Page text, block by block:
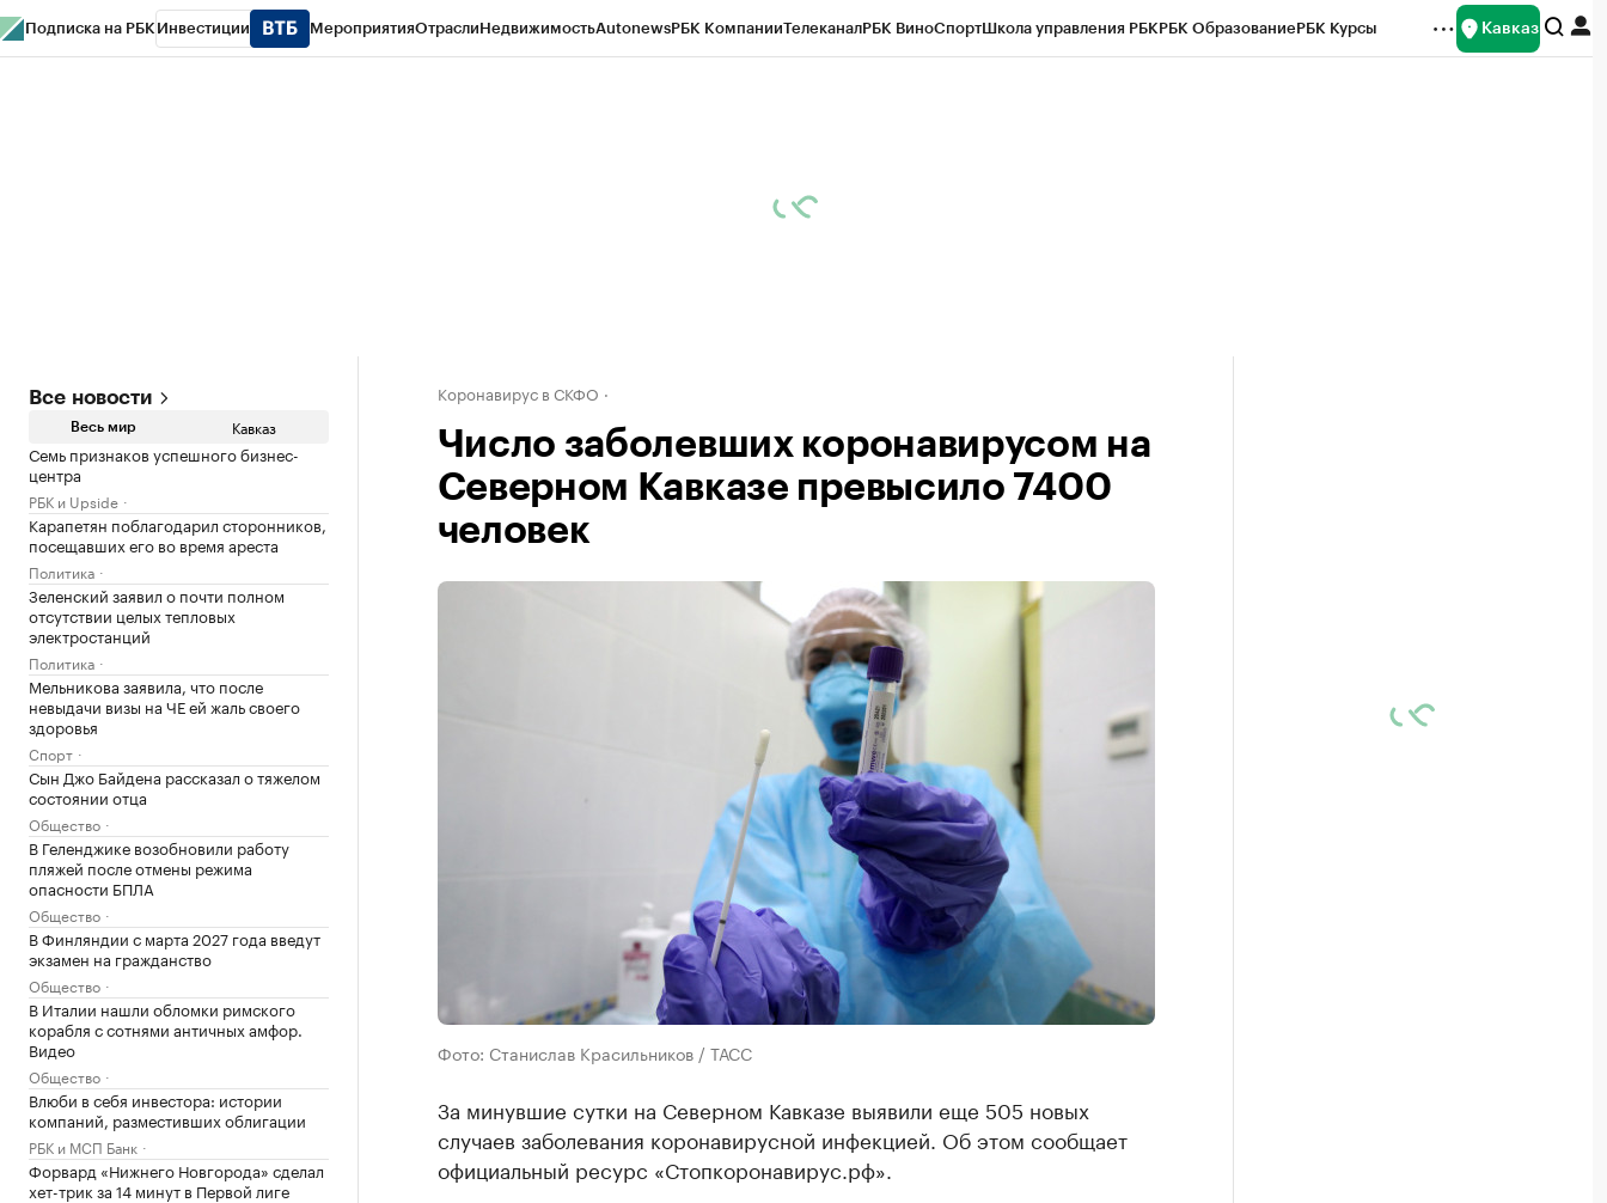
Подписка на РБК Инвестиции МероприятияОтраслиНедвижимостьAutonewsРБК КомпанииТелеканалРБК ВиноСпортШкола управления РБКРБК ОбразованиеРБК Курсы Кавказ
Все новости
Весь мир Кавказ
Семь признаков успешного бизнес-
центра
РБК и Upside
Карапетян поблагодарил сторонников,
посещавших его во время ареста
Политика
Зеленский заявил о почти полном
отсутствии целых тепловых
электростанций
Политика
Мельникова заявила, что после
невыдачи визы на ЧЕ ей жаль своего
здоровья
Спорт
Сын Джо Байдена рассказал о тяжелом
состоянии отца
Общество
В Геленджике возобновили работу
пляжей после отмены режима
опасности БПЛА
Общество
В Финляндии с марта 2027 года введут
экзамен на гражданство
Общество
В Италии нашли обломки римского
корабля с сотнями античных амфор.
Видео
Общество
Влюби в себя инвестора: истории
компаний, разместивших облигации
РБК и МСП Банк
Форвард «Нижнего Новгорода» сделал
хет-трик за 14 минут в Первой лиге
Коронавирус в СКФО
Число заболевших коронавирусом на
Северном Кавказе превысило 7400
человек
Фото: Станислав Красильников / ТАСС
За минувшие сутки на Северном Кавказе выявили еще 505 новых
случаев заболевания коронавирусной инфекцией. Об этом сообщает
официальный ресурс «Стопкоронавирус.рф».